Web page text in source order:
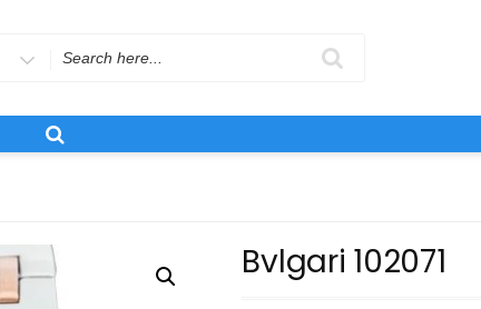
Bvlgari 102071